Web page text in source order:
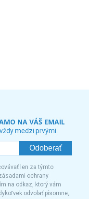
NA VÁŠ EMAIL
medzi prvými
Odoberať
len za týmto
ochrany
na odkaz, ktorý vám
odvolať písomne,